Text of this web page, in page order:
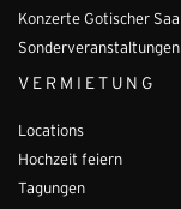
Konzerte Gotischer Saal
Sonderveranstaltungen
VERMIETUNG
Locations
Hochzeit feiern
Tagungen